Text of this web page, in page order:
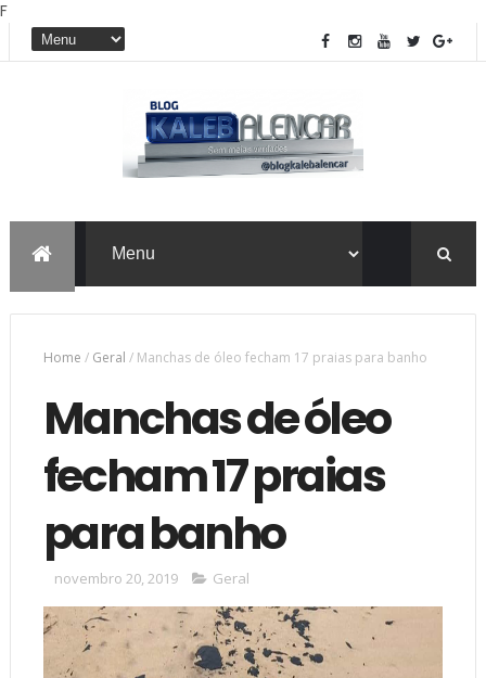
F
Home / Geral / Manchas de óleo fecham 17 praias para banho
Manchas de óleo
fecham 17 praias
para banho
novembro 20, 2019 Geral